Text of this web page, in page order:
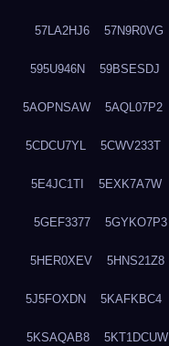
57LA2HJ6 57N9R0VG
595U946N 59BSESDJ
5AOPNSAW 5AQL07P2
5CDCU7YL 5CWV233T
5E4JC1TI 5EXK7A7W
5GEF3377 5GYKO7P3
5HER0XEV 5HNS21Z8
5J5FOXDN 5KAFKBC4
5KSAQAB8 5KT1DCUW